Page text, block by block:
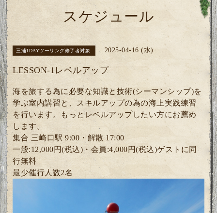
スケジュール
三浦1DAYツーリング修了者対象 2025-04-16 (水)
LESSON-1レベルアップ
海を旅する為に必要な知識と技術(シーマンシップ)を
学ぶ室内講習と、スキルアップの為の海上実践練習
を行います。
もっとレベルアップしたい方にお薦め
します。
集合 三崎口駅 9:00・解散 17:00
一般:12,000円(税込)・会員:4,000円(税込)ゲスト に同
行無料
最少催行人数2名